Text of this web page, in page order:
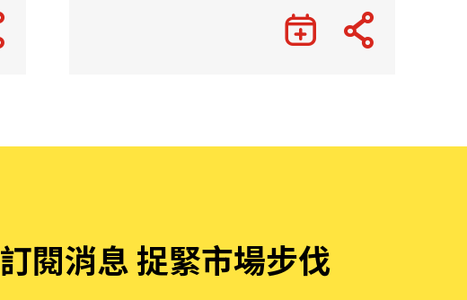
訂閱消息 捉緊市場步伐